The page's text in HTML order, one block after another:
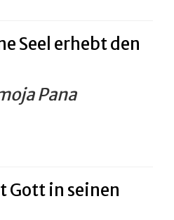
Seel erhebt den
Pana
Gott in seinen